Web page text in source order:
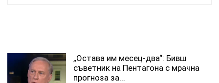
„Остава им месец-два“: Бивш
съветник на Пентагона с мрачна
прогноза за...